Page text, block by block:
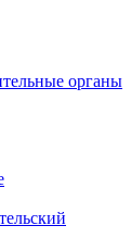
органы